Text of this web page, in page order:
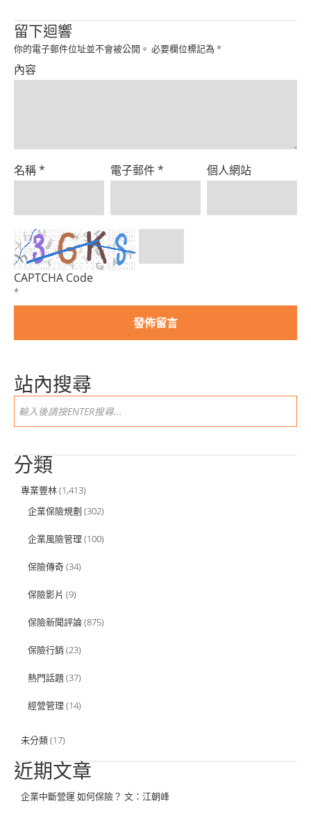
留下迴響
你的電子郵件位址並不會被公開。 必要欄位標記為 *
內容
名稱* 電子郵件* 個人網站
CAPTCHA Code
*
站內搜尋
分類
專業豐林(1,413)
企業保險規劃 (302)
企業風險管理 (100)
保險傳奇(34)
保險影片 (9)
保險新聞評論(875)
保險行銷 (23)
熱門話題(37)
經營管理 (14)
未分類(17)
近期文章
企業中斷營運 如何保險？ 文：江朝峰